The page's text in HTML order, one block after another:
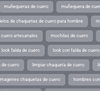
muñequeras de cuero muñequera de
de chaquetas de cuero para hombre
artesanales mochilas de cuero
look falda de cuero look con falda de cuero
de cuero limpiar chaqueta de cuero
chaquetas de cuero hombres